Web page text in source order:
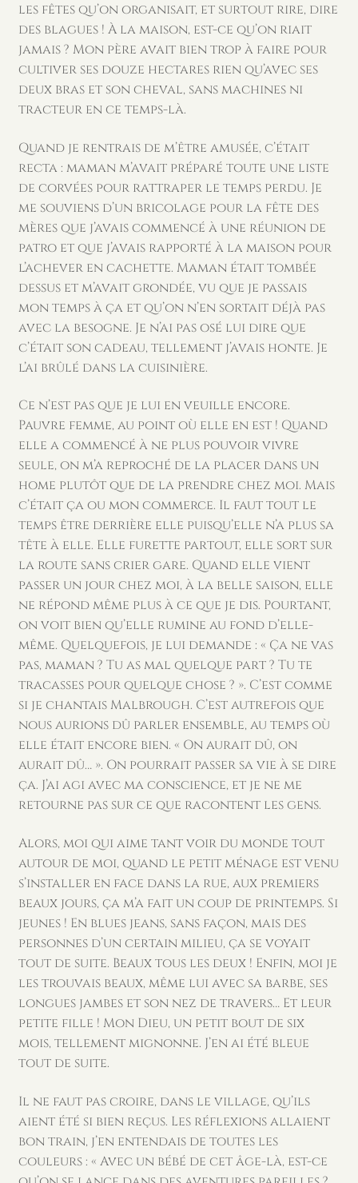
les fêtes qu’on organisait, et surtout rire, dire
des blagues ! À la maison, est-ce qu’on riait
jamais ? Mon père avait bien trop à faire pour
cultiver ses douze hectares rien qu’avec ses
deux bras et son cheval, sans machines ni
tracteur en ce temps-là.
Quand je rentrais de m’être amusée, c’était
recta : maman m’avait préparé toute une liste
de corvées pour rattraper le temps perdu. Je
me souviens d’un bricolage pour la fête des
mères que j’avais commencé à une réunion de
patro et que j’avais rapporté à la maison pour
l’achever en cachette. Maman était tombée
dessus et m’avait grondée, vu que je passais
mon temps à ça et qu’on n’en sortait déjà pas
avec la besogne. Je n’ai pas osé lui dire que
c’était son cadeau, tellement j’avais honte. Je
l’ai brûlé dans la cuisinière.
Ce n’est pas que je lui en veuille encore.
Pauvre femme, au point où elle en est ! Quand
elle a commencé à ne plus pouvoir vivre
seule, on m’a reproché de la placer dans un
home plutôt que de la prendre chez moi. Mais
c’était ça ou mon commerce. Il faut tout le
temps être derrière elle puisqu’elle n’a plus sa
tête à elle. Elle furette partout, elle sort sur
la route sans crier gare. Quand elle vient
passer un jour chez moi, à la belle saison, elle
ne répond même plus à ce que je dis. Pourtant,
on voit bien qu’elle rumine au fond d’elle-
même. Quelquefois, je lui demande : « Ça ne vas
pas, maman ? Tu as mal quelque part ? Tu te
tracasses pour quelque chose ? ». C’est comme
si je chantais Malbrough. C’est autrefois que
nous aurions dû parler ensemble, au temps où
elle était encore bien. « On aurait dû, on
aurait dû… ». On pourrait passer sa vie à se dire
ça. J’ai agi avec ma conscience, et je ne me
retourne pas sur ce que racontent les gens.
Alors, moi qui aime tant voir du monde tout
autour de moi, quand le petit ménage est venu
s’installer en face dans la rue, aux premiers
beaux jours, ça m’a fait un coup de printemps. Si
jeunes ! En blues jeans, sans façon, mais des
personnes d’un certain milieu, ça se voyait
tout de suite. Beaux tous les deux ! Enfin, moi je
les trouvais beaux, même lui avec sa barbe, ses
longues jambes et son nez de travers… Et leur
petite fille ! Mon Dieu, un petit bout de six
mois, tellement mignonne. J’en ai été bleue
tout de suite.
Il ne faut pas croire, dans le village, qu’ils
aient été si bien reçus. Les réflexions allaient
bon train, j’en entendais de toutes les
couleurs : « Avec un bébé de cet âge-là, est-ce